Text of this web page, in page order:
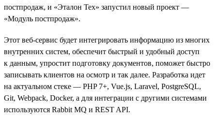
постпродаж, и «Эталон Тех» запустил новый проект —
«Модуль постпродаж».
Этот веб-сервис будет интегрировать информацию из многих
внутренних систем, обеспечит быстрый и удобный доступ
к данным, упростит подготовку документов, поможет быстро
записывать клиентов на осмотр и так далее. Разработка идет
на актуальном стеке — PHP 7+, Vue.js, Laravel, PostgreSQL,
Git, Webpack, Docker, а для интеграции с другими системами
используются Rabbit MQ и REST API.